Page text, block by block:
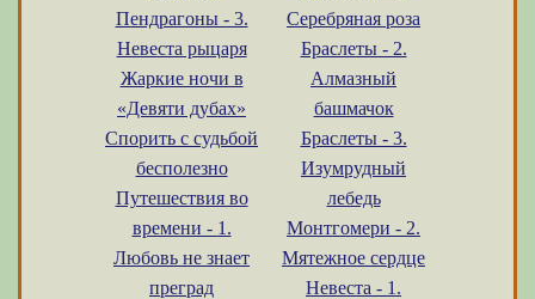
Пендрагоны - 3.
Невеста рыцаря
Жаркие ночи в
«Девяти дубах»
Спорить с судьбой
бесполезно
Путешествия во
времени - 1.
Любовь не знает
преград
Серебряная роза
Браслеты - 2.
Алмазный
башмачок
Браслеты - 3.
Изумрудный
лебедь
Монтгомери - 2.
Мятежное сердце
Невеста - 1.